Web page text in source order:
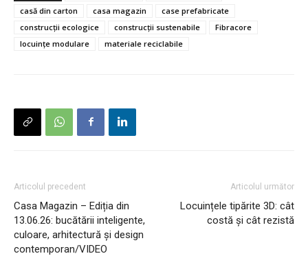
casă din carton
casa magazin
case prefabricate
construcții ecologice
construcții sustenabile
Fibracore
locuințe modulare
materiale reciclabile
Articolul precedent
Casa Magazin – Ediția din
13.06.26: bucătării inteligente,
culoare, arhitectură și design
contemporan/VIDEO
Articolul următor
Locuințele tipărite 3D: cât
costă și cât rezistă